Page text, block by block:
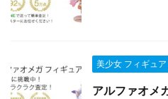
美少女 フィギュア
アルファオメ